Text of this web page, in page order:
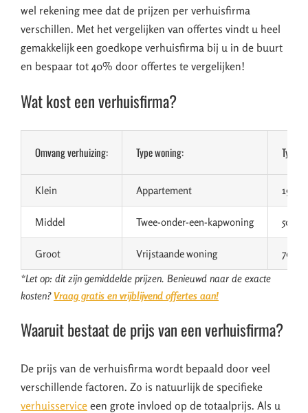
wel rekening mee dat de prijzen per verhuisfirma
verschillen. Met het vergelijken van offertes vindt u heel
gemakkelijk een goedkope verhuisfirma bij u in de buurt
en bespaar tot 40% door offertes te vergelijken!
Wat kost een verhuisfirma?
Omvang verhuizing: Type woning: Type
Klein Appartement 19 m³
Middel Twee-onder-een-kapwoning 50 m³
Groot Vrijstaande woning
70 m³
*Let op: dit zijn gemiddelde prijzen. Benieuwd naar de exacte
kosten?Vraag gratis en vrijblijvend offertes aan!
Waaruit bestaat de prijs van een verhuisfirma?
De prijs van de verhuisfirma wordt bepaald door veel
verschillende factoren. Zo is natuurlijk de specifieke
verhuisservice een grote invloed op de totaalprijs. Als u